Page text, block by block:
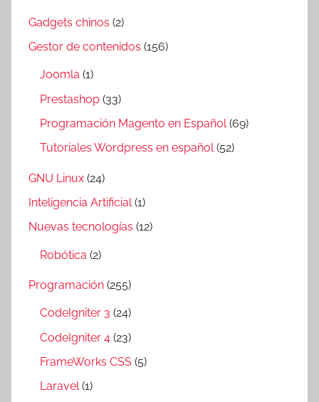
Gadgets chinos (2)
Gestor de contenidos (156)
Joomla (1)
Prestashop (33)
Programación Magento en Español(69)
Tutoriales Wordpress en español(52)
GNU Linux (24)
Inteligencia Artificial(1)
Nuevas tecnologías (12)
Robótica (2)
Programación (255)
CodeIgniter 3 (24)
CodeIgniter 4 (23)
FrameWorks CSS (5)
Laravel(1)